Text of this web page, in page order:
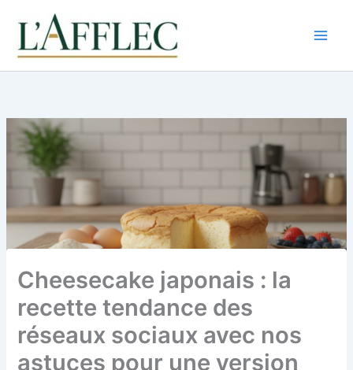
contenu
Cheesecake japonais : la
recette tendance des
réseaux sociaux avec nos
astuces pour une version